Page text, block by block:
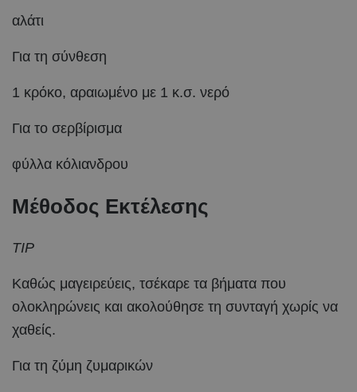
αλάτι
Για τη σύνθεση
1 κρόκο, αραιωμένο με 1 κ.σ. νερό
Για το σερβίρισμα
φύλλα κόλιανδρου
Μέθοδος Εκτέλεσης
TIP
Καθώς μαγειρεύεις, τσέκαρε τα βήματα που
ολοκληρώνεις και ακολούθησε τη συνταγή χωρίς να
χαθείς.
Για τη ζύμη ζυμαρικών